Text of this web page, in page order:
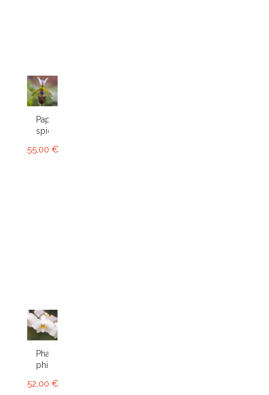
Paphiopedilum
spicerianum
55,00 €
Phalaenopsis
philippinensis
52,00 €